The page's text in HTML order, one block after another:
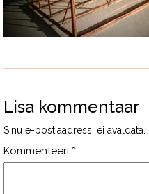
Lisa kommentaar
Sinu e-postiaadressi ei avaldata.
Kommenteeri *